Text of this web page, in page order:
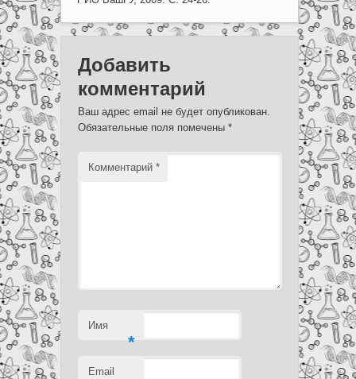
Добавить
комментарий
Ваш адрес email не будет опубликован.
Обязательные поля помечены *
Комментарий *
Имя
*
Email